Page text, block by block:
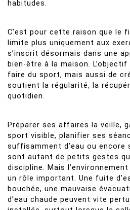
habitudes.
C’est pour cette raison que le
limite plus uniquement aux
s’inscrit désormais dans une
bien-être à la maison.
faire du sport, mais aussi de
soutient la régularité, la
quotidien.
Préparer ses affaires la veille,
sport visible, planifier ses
suffisamment d’eau ou encore
sont autant de petits gestes
discipline. Mais
un rôle important. Une fuite
bouchée, une mauvaise
d’eau chaude peuvent vite